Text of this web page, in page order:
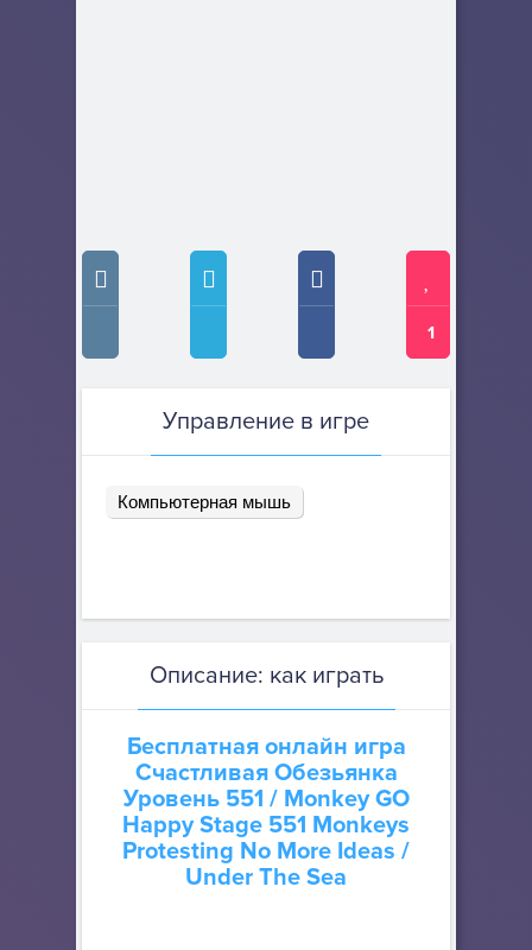
1
Управление в игре
Компьютерная мышь
Описание: как играть
Бесплатная онлайн игра
Счастливая Обезьянка
Уровень 551 / Monkey GO
Happy Stage 551 Monkeys
Protesting No More Ideas /
Under The Sea